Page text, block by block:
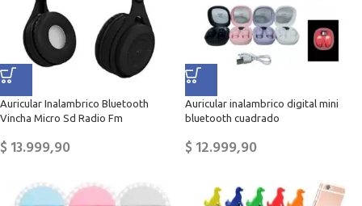
Auricular Inalambrico Bluetooth
Vincha Micro Sd Radio Fm
$13.999,90
Auricular inalambrico digital mini
bluetooth cuadrado
$12.999,90